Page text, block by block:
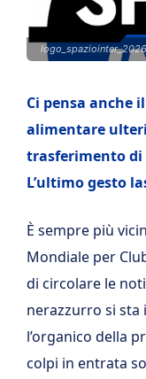
logo_spaziointer_2026
Ci pensa anche
alimentare
trasferimento di
L’ultimo gesto
È sempre più
Mondiale per
di circolare le
nerazzurro si
l’organico della
colpi in entrata